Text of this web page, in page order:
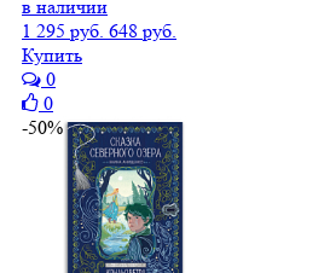
в наличии
1 295 руб. 648 руб.
Купить
0
0
-50%